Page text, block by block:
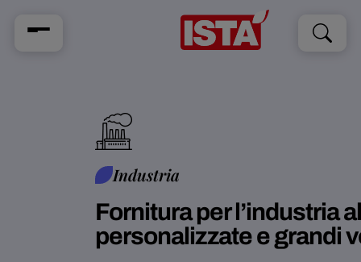
CercaCerca
Industria
Fornitura per l’industria
personalizzate e grandi